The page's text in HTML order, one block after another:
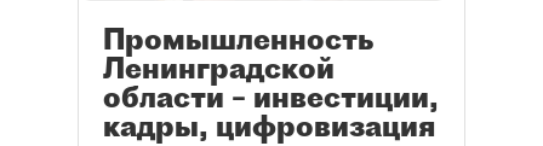
Промышленность
Ленинградской
области – инвестиции,
кадры, цифровизация